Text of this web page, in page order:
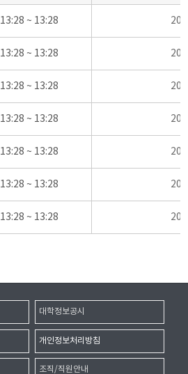
13:28 ~ 13:28
13:28 ~ 13:28
13:28 ~ 13:28
13:28 ~ 13:28
13:28 ~ 13:28
13:28 ~ 13:28
13:28 ~ 13:28
대학정보공시
개인정보처리방침
조직/직원안내